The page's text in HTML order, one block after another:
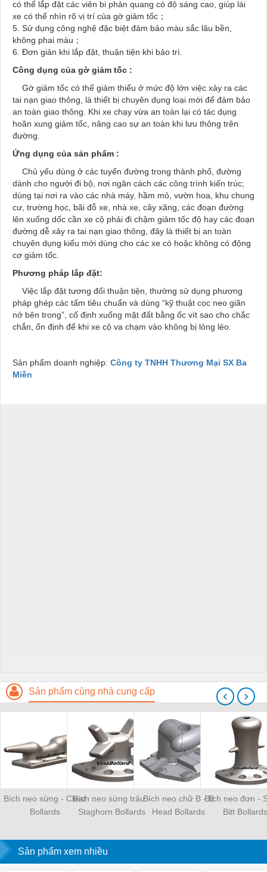
có thể lắp đặt các viên bi phản quang có độ sáng cao, giúp lái
xe có thể nhìn rõ vị trí của gờ giảm tốc；
5. Sử dụng công nghệ đặc biệt đảm bảo màu sắc lâu bền,
không phai màu；
6. Đơn giản khi lắp đặt, thuận tiện khi bảo trì.
Công dụng của gờ giảm tốc :
Gờ giảm tốc có thể giảm thiểu ở mức độ lớn việc xảy ra các
tai nạn giao thông, là thiết bị chuyên dụng loại mới để đảm bảo
an toàn giao thông. Khi xe chạy vừa an toàn lại có tác dụng
hoãn xung giảm tốc, nâng cao sự an toàn khi lưu thông trên
đường.
Ứng dụng của sản phẩm :
Chủ yếu dùng ở các tuyến đường trong thành phố, đường
dành cho người đi bộ, nơi ngăn cách các công trình kiến trúc;
dùng tại nơi ra vào các nhà máy, hầm mỏ, vườn hoa, khu chung
cư, trường học, bãi đỗ xe, nhà xe, cây xăng, các đoạn đường
lên xuống dốc cần xe cộ phải đi chậm giảm tốc độ hay các đoạn
đường dễ xảy ra tai nạn giao thông, đây là thiết bị an toàn
chuyên dụng kiểu mới dùng cho các xe có hoặc không có động
cơ giảm tốc.
Phương pháp lắp đặt:
Việc lắp đặt tương đối thuận tiện, thường sử dụng phương
pháp ghép các tấm tiêu chuẩn và dùng “kỹ thuật cọc neo giãn
nở bên trong”, cố định xuống mặt đất bằng ốc vít sao cho chắc
chắn, ổn định để khi xe cộ va chạm vào không bị lỏng lẻo.
Sản phẩm doanh nghiệp: Công ty TNHH Thương Mại SX Ba
Miền
Sản phẩm cùng nhà cung cấp
Bích neo sừng - Cleat
Bollards
Bích neo sừng trâu -
Staghorn Bollards
Bích neo chữ B - B
Head Bollards
Bích neo đơn -
Bitt Bollards
‹ ›
Sản phẩm xem nhiều